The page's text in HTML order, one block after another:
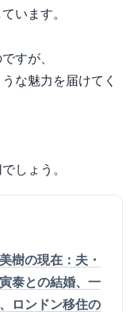
います。
すが、
な魅力を届けてく
しょう。
樹の現在：夫・
泰との結婚、一
ロンドン移住の